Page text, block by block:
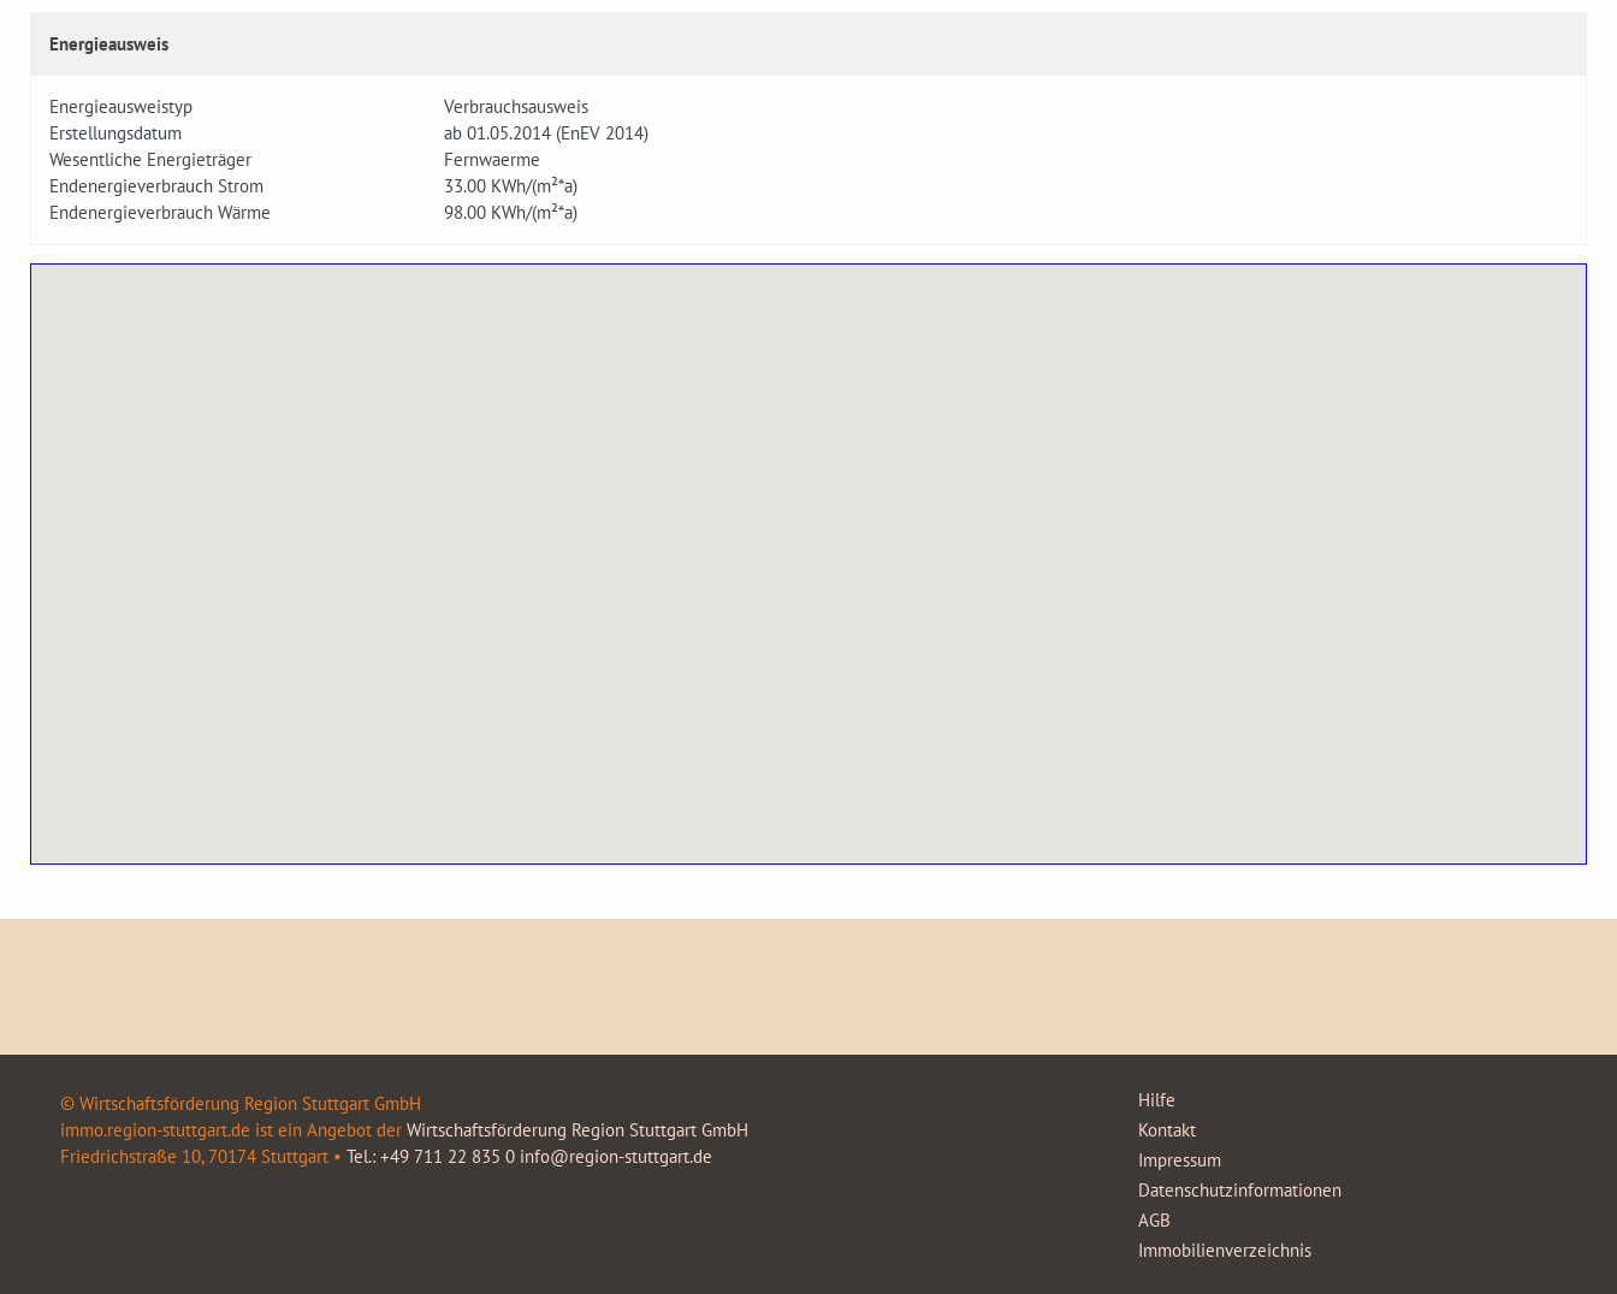
Energieausweis
Energieausweistyp
Verbrauchsausweis
Erstellungsdatum
ab 01.05.2014 (EnEV 2014)
Wesentliche Energieträger
Fernwaerme
Endenergieverbrauch Strom
33.00 KWh/(m²*a)
Endenergieverbrauch Wärme
98.00 KWh/(m²*a)
© Wirtschaftsförderung Region Stuttgart GmbH
immo.region-stuttgart.de ist ein Angebot der Wirtschaftsförderung Region Stuttgart GmbH
Friedrichstraße 10, 70174 Stuttgart • Tel.: +49 711 22 835 0 info@region-stuttgart.de
Hilfe
Kontakt
Impressum
Datenschutzinformationen
AGB
Immobilienverzeichnis